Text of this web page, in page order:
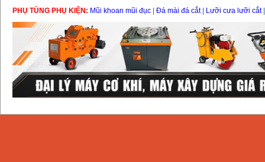
May han tig que Jasic
Price
6800000VND
PHỤ TÙNG PHỤ KIỆN: Mũi khoan mũi đục Đá mài đá cắt| Lưỡi cưa lưỡi cắt